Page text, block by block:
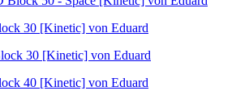
30 [Kinetic] von Eduard
30 [Kinetic] von Eduard
40 [Kinetic] von Eduard